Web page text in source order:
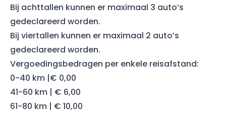
Bij achttallen kunnen er maximaal 3 auto’s
gedeclareerd worden.
Bij viertallen kunnen er maximaal 2 auto’s
gedeclareerd worden.
Vergoedingsbedragen per enkele reisafstand:
0-40 km |€ 0,00
41-60 km | € 6,00
61-80 km | € 10,00